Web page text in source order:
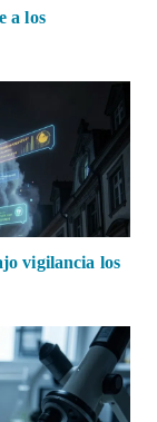
a los
vigilancia los